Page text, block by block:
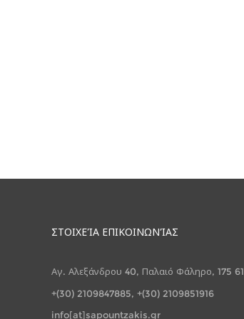
ΣΤΟΙΧΕΊΑ ΕΠΙΚΟΙΝΩΝΊΑΣ
Αγ. Αλεξάνδρου 40, Παλαιό Φάληρο, 175 61
+(30) 2109847885, +(30) 2109851916
info[at]sapountzakis.gr